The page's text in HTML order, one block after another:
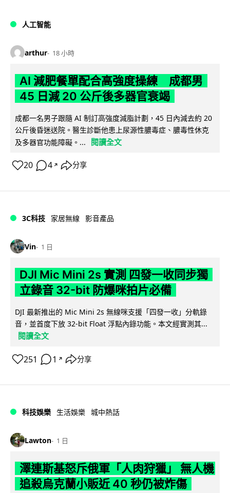
人工智能
arthur 18 小時
AI 減肥餐單配合高強度操練 成都男
45 日減 20 公斤後多器官衰竭
成都一名男子跟隨 AI 制訂高強度減脂計劃，45 日內減去約 20
公斤後昏迷送院。醫生診斷他患上尿源性膿毒症、膿毒性休克
及多器官功能障礙。...
閱讀全文
20 4 ↗ 分享
3C科技 家居無線 影音產品
Vin 1 日
DJI Mic Mini 2s 實測 四發一收同步獨
立錄音 32-bit 防爆咪拍片必備
DJI 最新推出的 Mic Mini 2s 無線咪支援「四發一收」分軌錄
音，並首度下放 32-bit Float 浮點內錄功能。本文經實測其...
閱讀全文
251 1 ↗ 分享
科技娛樂 生活娛樂 城中熱話
Lawton 1 日
澤連斯基怒斥俄軍「人肉狩獵」 無人機
追殺烏克蘭小販近 40 秒仍被炸傷